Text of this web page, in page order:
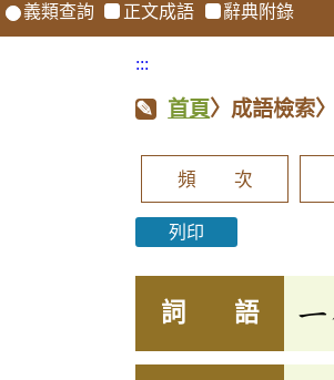
義類查詢 正文成語 辭典附錄
:::
首頁〉成語檢索
頻 次
列印
詞 語